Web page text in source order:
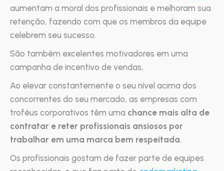
aumentam a moral dos profissionais e melhoram sua
retenção, fazendo com que os membros da equipe
celebrem seu sucesso.
São também excelentes motivadores em uma
campanha de incentivo de vendas,
Ao elevar constantemente o seu nível acima dos
concorrentes do seu mercado, as empresas com
troféus corporativos têm uma chance mais alta de
contratar e reter profissionais ansiosos por
trabalhar em uma marca bem respeitada.
Os profissionais gostam de fazer parte de equipes